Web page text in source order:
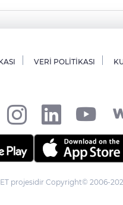
VERİ POLİTİKASI
projesidir Copyright© 2006-